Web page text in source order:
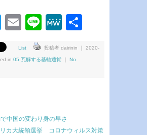
Twitter
EmailLineMeWe
List 投稿者 dairinin ｜ 2020-
in 05.瓦解する基軸通貨 No
中国の変わり身の早さ
リカ大統領選挙 コロナウィルス対策